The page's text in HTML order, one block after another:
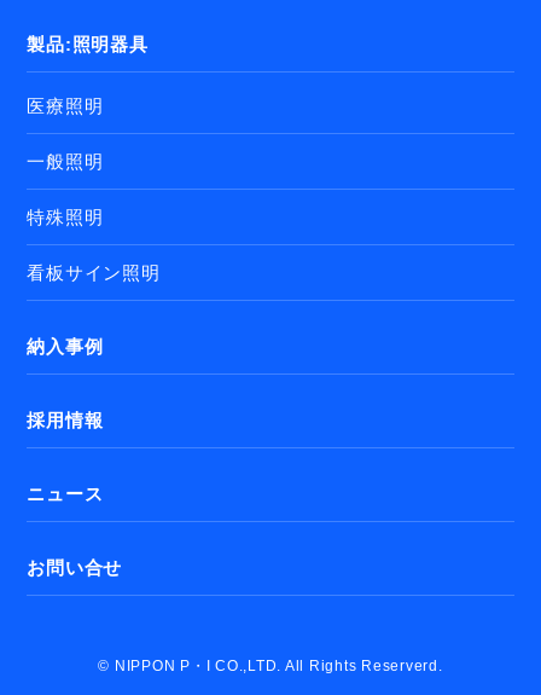
製品:照明器具
医療照明
一般照明
特殊照明
看板サイン照明
納入事例
採用情報
ニュース
お問い合せ
© NIPPON P・I CO.,LTD. All Rights Reserverd.